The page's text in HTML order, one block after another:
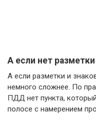
А если нет
А если разметки и
немного сложнее. По
ПДД нет пункта,
полосе с намерением